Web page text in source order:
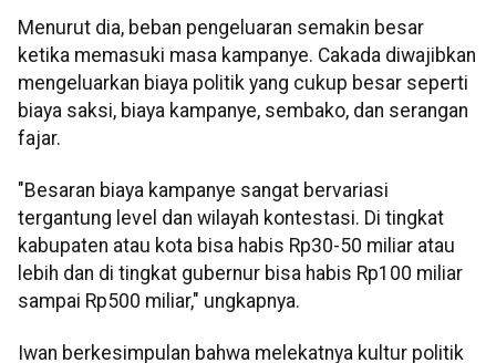
Menurut dia, beban pengeluaran semakin besar
ketika memasuki masa kampanye. Cakada diwajibkan
mengeluarkan biaya politik yang cukup besar seperti
biaya saksi, biaya kampanye, sembako, dan serangan
fajar.
"Besaran biaya kampanye sangat bervariasi
tergantung level dan wilayah kontestasi. Di tingkat
kabupaten atau kota bisa habis Rp30-50 miliar atau
lebih dan di tingkat gubernur bisa habis Rp100 miliar
sampai Rp500 miliar," ungkapnya.
Iwan berkesimpulan bahwa melekatnya kultur politik